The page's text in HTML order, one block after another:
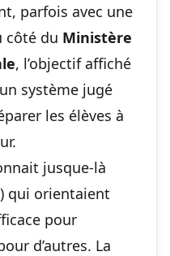
parfois avec une
côté du Ministère
, l’objectif affiché
système jugé
les élèves à
jusque-là
qui orientaient
pour
d’autres. La